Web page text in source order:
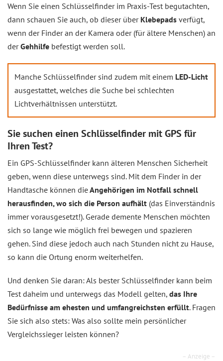
Wenn Sie einen Schlüsselfinder im Praxis-Test begutachten,
dann schauen Sie auch, ob dieser über Klebepads verfügt,
wenn der Finder an der Kamera oder (für ältere Menschen) an
derGehhilfe befestigt werden soll.
Manche Schlüsselfinder sind zudem mit einem LED-Licht
ausgestattet, welches die Suche bei schlechten
Lichtverhältnissen unterstützt.
Sie suchen einen Schlüsselfinder mit GPS für
Ihren Test?
Ein GPS-Schlüsselfinder kann älteren Menschen Sicherheit
geben, wenn diese unterwegs sind. Mit dem Finder in der
Handtasche können dieAngehörigen im Notfall schnell
herausfinden, wo sich die Person aufhält (das Einverständnis
immer vorausgesetzt!). Gerade demente Menschen möchten
sich so lange wie möglich frei bewegen und spazieren
gehen. Sind diese jedoch auch nach Stunden nicht zu Hause,
so kann die Ortung enorm weiterhelfen.
Und denken Sie daran: Als bester Schlüsselfinder kann beim
Test daheim und unterwegs das Modell gelten, das Ihre
Bedürfnisse am ehesten und umfangreichsten erfüllt. Fragen
Sie sich also stets: Was also sollte mein persönlicher
Vergleichssieger leisten können?
– Anzeige –